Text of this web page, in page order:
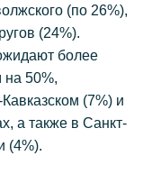
(по 26%),
(24%).
более
на 50%,
(7%) и
а также в Санкт-
(4%).